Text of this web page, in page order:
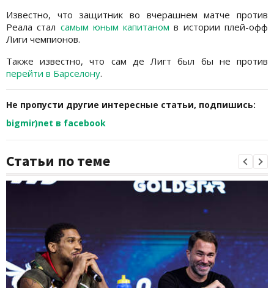
Известно, что защитник во вчерашнем матче против
Реала стал самым юным капитаном в истории плей-офф
Лиги чемпионов.
Также известно, что сам де Лигт был бы не против
перейти в Барселону.
Не пропусти другие интересные статьи, подпишись:
bigmir)net в facebook
Статьи по теме